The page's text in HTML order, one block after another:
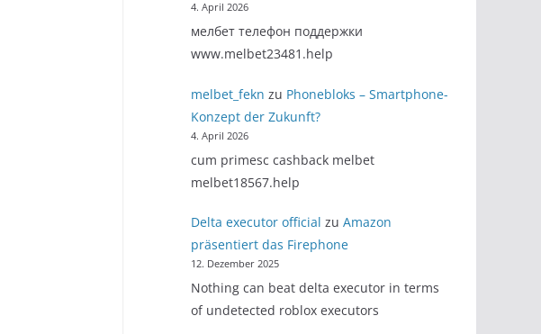
4. April 2026
мелбет телефон поддержки
www.melbet23481.help
melbet_fekn zu Phonebloks – Smartphone-
Konzept der Zukunft?
4. April 2026
cum primesc cashback melbet
melbet18567.help
Delta executor official zu Amazon
präsentiert das Firephone
12. Dezember 2025
Nothing can beat delta executor in terms
of undetected roblox executors